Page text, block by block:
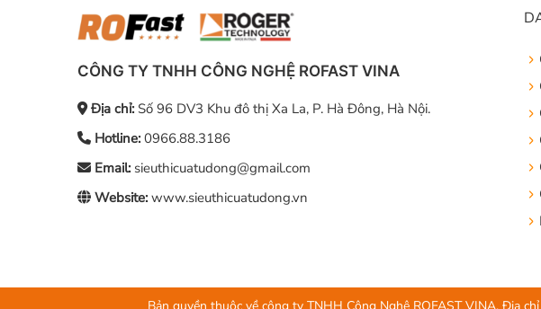
CÔNG TY TNHH CÔNG NGHỆ ROFAST VINA
Địa chỉ:Số 96 DV3 Khu đô thị Xa La, P. Hà Đông, Hà Nội.
Hotline:0966.88.3186
Email: sieuthicuatudong@gmail.com
Website:www.sieuthicuatudong.vn